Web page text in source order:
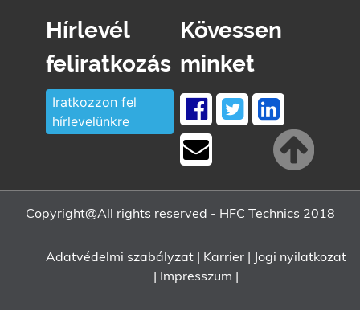
Hírlevél
feliratkozás
Iratkozzon fel
hírlevelünkre
Kövessen
minket
Copyright@All rights reserved - HFC Technics 2018
Adatvédelmi szabályzat | Karrier | Jogi nyilatkozat
| Impresszum |